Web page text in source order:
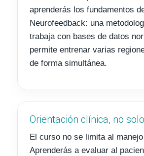
aprenderás los fundamentos
Neurofeedback: una
trabaja con bases de datos
permite entrenar varias
de forma simultánea.
Orientación clínica, no
El curso no se limita al
Aprenderás a evaluar al